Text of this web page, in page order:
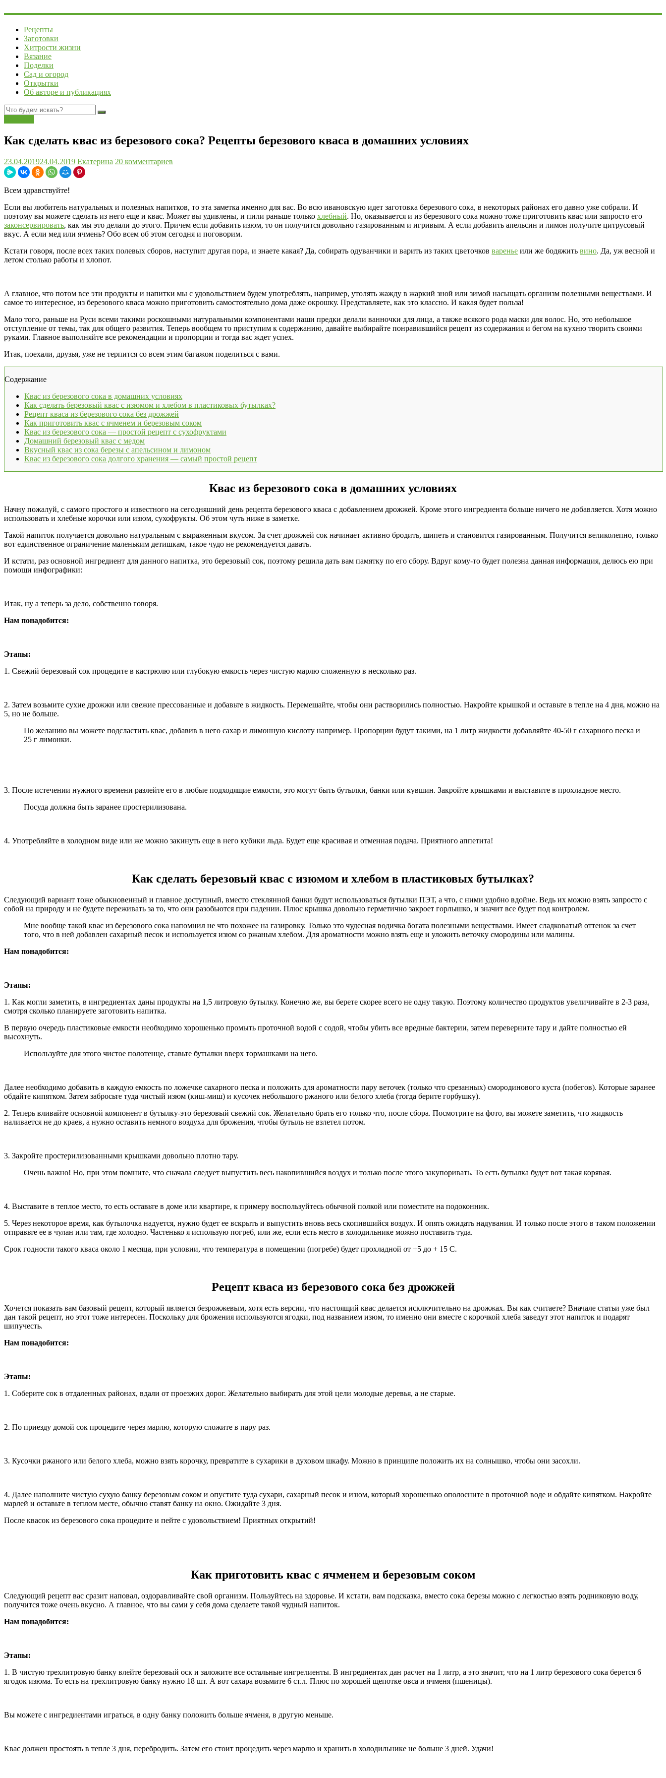
Рецепты
Заготовки
Хитрости жизни
Вязание
Поделки
Сад и огород
Открытки
Об авторе и публикациях
Как сделать квас из березового сока? Рецепты березового кваса в домашних условиях
23.04.201924.04.2019 Екатерина 20 комментариев
Всем здравствуйте!
Если вы любитель натуральных и полезных напитков, то эта заметка именно для вас. Во всю ивановскую идет заготовка березового сока, в некоторых районах его давно уже собрали. И
поэтому вы можете сделать из него еще и квас. Может вы удивлены, и пили раньше только хлебный. Но, оказывается и из березового сока можно тоже приготовить квас или запросто его
законсервировать, как мы это делали до этого. Причем если добавить изюм, то он получится довольно газированным и игривым. А если добавить апельсин и лимон получите цитрусовый
вкус. А если мед или ячмень? Обо всем об этом сегодня и поговорим.
Кстати говоря, после всех таких полевых сборов, наступит другая пора, и знаете какая? Да, собирать одуванчики и варить из таких цветочков варенье или же бодяжить вино. Да, уж весной и
летом столько работы и хлопот.
А главное, что потом все эти продукты и напитки мы с удовольствием будем употреблять, например, утолять жажду в жаркий зной или зимой насыщать организм полезными веществами. И
самое то интересное, из березового кваса можно приготовить самостоятельно дома даже окрошку. Представляете, как это классно. И какая будет польза!
Мало того, раньше на Руси всеми такими роскошными натуральными компонентами наши предки делали ванночки для лица, а также всякого рода маски для волос. Но, это небольшое
отступление от темы, так для общего развития. Теперь вообщем то приступим к содержанию, давайте выбирайте понравившийся рецепт из содержания и бегом на кухню творить своими
руками. Главное выполняйте все рекомендации и пропорции и тогда вас ждет успех.
Итак, поехали, друзья, уже не терпится со всем этим багажом поделиться с вами.
Содержание
Квас из березового сока в домашних условиях
Как сделать березовый квас с изюмом и хлебом в пластиковых бутылках?
Рецепт кваса из березового сока без дрожжей
Как приготовить квас с ячменем и березовым соком
Квас из березового сока — простой рецепт с сухофруктами
Домашний березовый квас с медом
Вкусный квас из сока березы с апельсином и лимоном
Квас из березового сока долгого хранения — самый простой рецепт
Квас из березового сока в домашних условиях
Начну пожалуй, с самого простого и известного на сегодняшний день рецепта березового кваса с добавлением дрожжей. Кроме этого ингредиента больше ничего не добавляется. Хотя можно
использовать и хлебные корочки или изюм, сухофрукты. Об этом чуть ниже в заметке.
Такой напиток получается довольно натуральным с выраженным вкусом. За счет дрожжей сок начинает активно бродить, шипеть и становится газированным. Получится великолепно, только
вот единственное ограничение маленьким детишкам, такое чудо не рекомендуется давать.
И кстати, раз основной ингредиент для данного напитка, это березовый сок, поэтому решила дать вам памятку по его сбору. Вдруг кому-то будет полезна данная информация, делюсь ею при
помощи инфографики:
Итак, ну а теперь за дело, собственно говоря.
Нам понадобится:
Этапы:
1. Свежий березовый сок процедите в кастрюлю или глубокую емкость через чистую марлю сложенную в несколько раз.
2. Затем возьмите сухие дрожжи или свежие прессованные и добавьте в жидкость. Перемешайте, чтобы они растворились полностью. Накройте крышкой и оставьте в тепле на 4 дня, можно на
5, но не больше.
По желанию вы можете подсластить квас, добавив в него сахар и лимонную кислоту например. Пропорции будут такими, на 1 литр жидкости добавляйте 40-50 г сахарного песка и
25 г лимонки.
3. После истечении нужного времени разлейте его в любые подходящие емкости, это могут быть бутылки, банки или кувшин. Закройте крышками и выставите в прохладное место.
Посуда должна быть заранее простерилизована.
4. Употребляйте в холодном виде или же можно закинуть еще в него кубики льда. Будет еще красивая и отменная подача. Приятного аппетита!
Как сделать березовый квас с изюмом и хлебом в пластиковых бутылках?
Следующий вариант тоже обыкновенный и главное доступный, вместо стеклянной банки будут использоваться бутылки ПЭТ, а что, с ними удобно вдойне. Ведь их можно взять запросто с
собой на природу и не будете переживать за то, что они разобьются при падении. Плюс крышка довольно герметично закроет горлышко, и значит все будет под контролем.
Мне вообще такой квас из березового сока напомнил не что похожее на газировку. Только это чудесная водичка богата полезными веществами. Имеет сладковатый оттенок за счет
того, что в ней добавлен сахарный песок и используется изюм со ржаным хлебом. Для ароматности можно взять еще и уложить веточку смородины или малины.
Нам понадобится:
Этапы:
1. Как могли заметить, в ингредиентах даны продукты на 1,5 литровую бутылку. Конечно же, вы берете скорее всего не одну такую. Поэтому количество продуктов увеличивайте в 2-3 раза,
смотря сколько планируете заготовить напитка.
В первую очередь пластиковые емкости необходимо хорошенько промыть проточной водой с содой, чтобы убить все вредные бактерии, затем переверните тару и дайте полностью ей
высохнуть.
Используйте для этого чистое полотенце, ставьте бутылки вверх тормашками на него.
Далее необходимо добавить в каждую емкость по ложечке сахарного песка и положить для ароматности пару веточек (только что срезанных) смородинового куста (побегов). Которые заранее
обдайте кипятком. Затем забросьте туда чистый изюм (киш-миш) и кусочек небольшого ржаного или белого хлеба (тогда берите горбушку).
2. Теперь вливайте основной компонент в бутылку-это березовый свежий сок. Желательно брать его только что, после сбора. Посмотрите на фото, вы можете заметить, что жидкость
наливается не до краев, а нужно оставить немного воздуха для брожения, чтобы бутыль не взлетел потом.
3. Закройте простерилизованными крышками довольно плотно тару.
Очень важно! Но, при этом помните, что сначала следует выпустить весь накопившийся воздух и только после этого закупоривать. То есть бутылка будет вот такая корявая.
4. Выставите в теплое место, то есть оставьте в доме или квартире, к примеру воспользуйтесь обычной полкой или поместите на подоконник.
5. Через некоторое время, как бутылочка надуется, нужно будет ее вскрыть и выпустить вновь весь скопившийся воздух. И опять ожидать надувания. И только после этого в таком положении
отправьте ее в чулан или там, где холодно. Частенько я использую погреб, или же, если есть место в холодильнике можно поставить туда.
Срок годности такого кваса около 1 месяца, при условии, что температура в помещении (погребе) будет прохладной от +5 до + 15 С.
Рецепт кваса из березового сока без дрожжей
Хочется показать вам базовый рецепт, который является безрожжевым, хотя есть версии, что настоящий квас делается исключительно на дрожжах. Вы как считаете? Вначале статьи уже был
дан такой рецепт, но этот тоже интересен. Поскольку для брожения используются ягодки, под названием изюм, то именно они вместе с корочкой хлеба заведут этот напиток и подарят
шипучесть.
Нам понадобится:
Этапы:
1. Соберите сок в отдаленных районах, вдали от проезжих дорог. Желательно выбирать для этой цели молодые деревья, а не старые.
2. По приезду домой сок процедите через марлю, которую сложите в пару раз.
3. Кусочки ржаного или белого хлеба, можно взять корочку, превратите в сухарики в духовом шкафу. Можно в принципе положить их на солнышко, чтобы они засохли.
4. Далее наполните чистую сухую банку березовым соком и опустите туда сухари, сахарный песок и изюм, который хорошенько ополосните в проточной воде и обдайте кипятком. Накройте
марлей и оставьте в теплом месте, обычно ставят банку на окно. Ожидайте 3 дня.
После квасок из березового сока процедите и пейте с удовольствием! Приятных открытий!
Как приготовить квас с ячменем и березовым соком
Следующий рецепт вас сразит наповал, оздоравливайте свой организм. Пользуйтесь на здоровье. И кстати, вам подсказка, вместо сока березы можно с легкостью взять родниковую воду,
получится тоже очень вкусно. А главное, что вы сами у себя дома сделаете такой чудный напиток.
Нам понадобится:
Этапы:
1. В чистую трехлитровую банку влейте березовый оск и заложите все остальные ингрелиенты. В ингредиентах дан расчет на 1 литр, а это значит, что на 1 литр березового сока берется 6
ягодок изюма. То есть на трехлитровую банку нужно 18 шт. А вот сахара возьмите 6 ст.л. Плюс по хорошей щепотке овса и ячменя (пшеницы).
Вы можете с ингредиентами играться, в одну банку положить больше ячменя, в другую меньше.
Квас должен простоять в тепле 3 дня, перебродить. Затем его стоит процедить через марлю и хранить в холодильнике не больше 3 дней. Удачи!